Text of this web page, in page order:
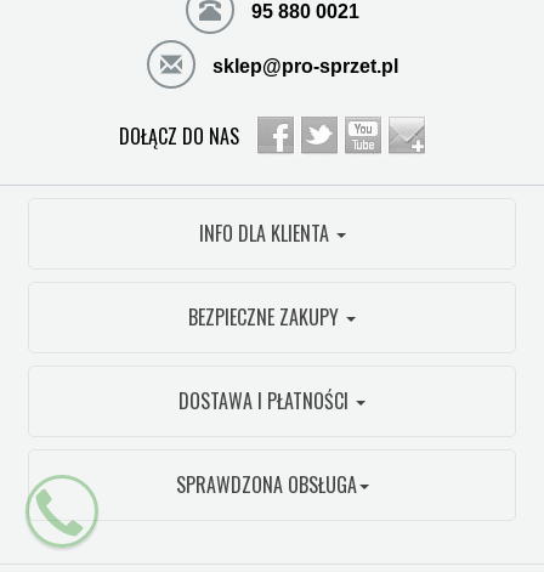
95 880 0021
sklep@pro-sprzet.pl
DOŁĄCZ DO NAS
INFO DLA KLIENTA
BEZPIECZNE ZAKUPY
DOSTAWA I PŁATNOŚCI
SPRAWDZONA OBSŁUGA